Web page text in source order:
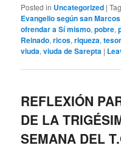
Posted in Uncategorized |
Evangelio según san Marcos
ofrendar a Sí mismo,pobre,
Reinado,ricos,riqueza,
viuda,viuda de Sarepta |
REFLEXIÓN
DE LA
SEMANA DEL